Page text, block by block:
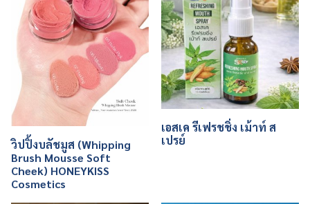
วิปปิ้งบลัชมูส (Whipping
Brush Mousse Soft
Cheek) HONEYKISS
Cosmetics
เอสเค รีเฟรชชิ่ง เม้าท์ ส
เปรย์